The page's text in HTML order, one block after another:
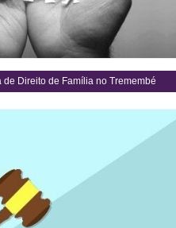
de Direito de Família no Tremembé